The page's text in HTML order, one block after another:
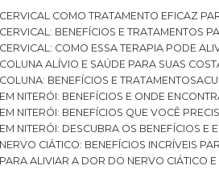
CERVICAL COMO TRATAMENTO EFICAZ
CERVICAL: BENEFÍCIOS E TRATAMENTOS
CERVICAL: COMO ESSA TERAPIA PODE
COLUNA ALÍVIO E SAÚDE PARA SUAS
COLUNA: BENEFÍCIOS E TRATAMENTOS
EM NITERÓI: BENEFÍCIOS E ONDE
EM NITERÓI: BENEFÍCIOS QUE VOCÊ
EM NITERÓI: DESCUBRA OS BENEFÍCIOS
NERVO CIÁTICO: BENEFÍCIOS INCRÍVEIS
PARA ALIVIAR A DOR DO NERVO CIÁTICO